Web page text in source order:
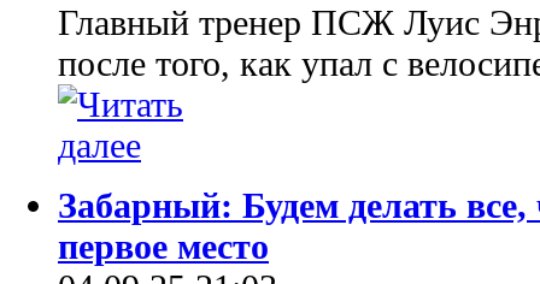
Главный тренер ПСЖ Луис
после того, как упал с
Забарный: Будем делать
первое место